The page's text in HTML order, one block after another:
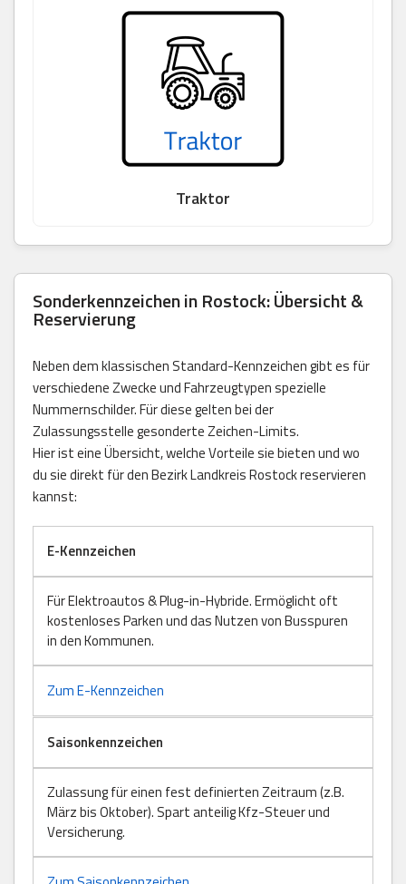
Traktor
Sonderkennzeichen in Rostock: Übersicht &
Reservierung
Neben dem klassischen Standard-Kennzeichen gibt es für
verschiedene Zwecke und Fahrzeugtypen spezielle
Nummernschilder. Für diese gelten bei der
Zulassungsstelle gesonderte Zeichen-Limits.
Hier ist eine Übersicht, welche Vorteile sie bieten und wo
du sie direkt für den Bezirk Landkreis Rostock reservieren
kannst:
E-Kennzeichen
Für Elektroautos & Plug-in-Hybride. Ermöglicht oft
kostenloses Parken und das Nutzen von Busspuren
in den Kommunen.
Zum E-Kennzeichen
Saisonkennzeichen
Zulassung für einen fest definierten Zeitraum (z.B.
März bis Oktober). Spart anteilig Kfz-Steuer und
Versicherung.